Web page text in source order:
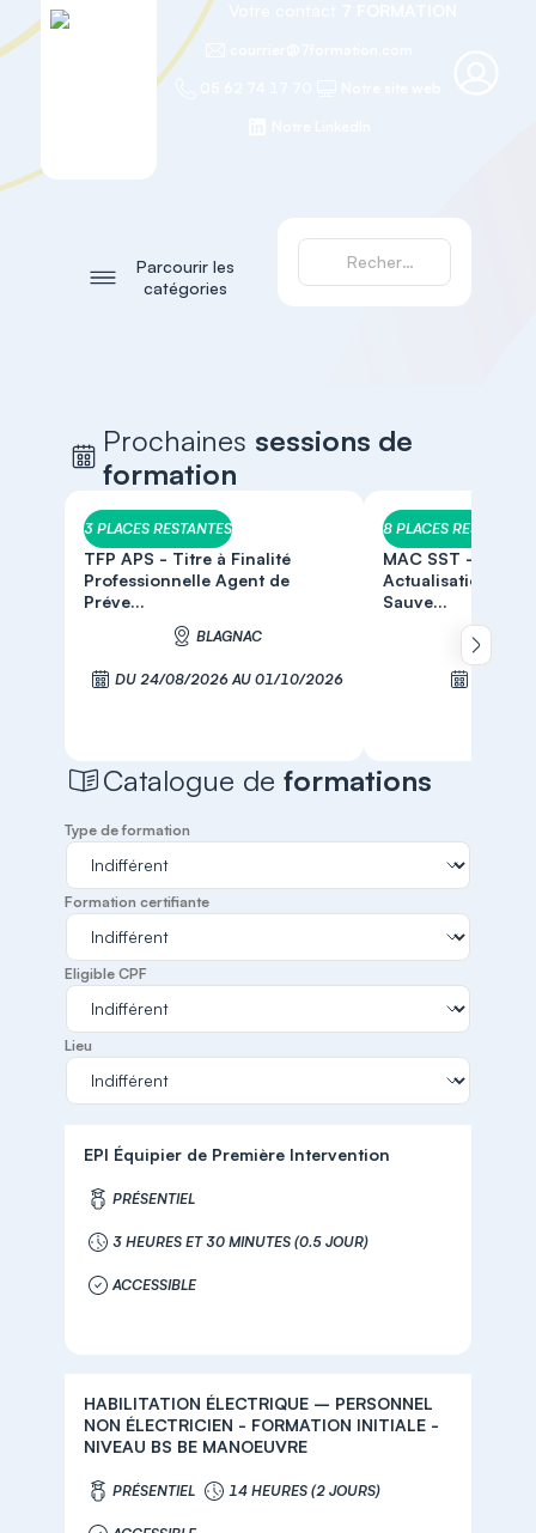
Parcourir les
catégories
Prochaines sessions de
formation
3 PLACES RESTANTES
TFP APS - Titre à Finalité
Professionnelle Agent de
Préve...
BLAGNAC
DU 24/08/2026 AU 01/10/2026
8 PLACES RESTANTES
MAC SST -
Actualisation des
Sauve...
Défiler
Catalogue deformations
Type de formation
Formation certifiante
Eligible CPF
Lieu
EPI Équipier de Première Intervention
PRÉSENTIEL
3 HEURES ET 30 MINUTES (0.5 JOUR)
ACCESSIBLE
HABILITATION ÉLECTRIQUE – PERSONNEL
NON ÉLECTRICIEN - FORMATION INITIALE -
NIVEAU BS BE MANOEUVRE
PRÉSENTIEL 14 HEURES (2 JOURS)